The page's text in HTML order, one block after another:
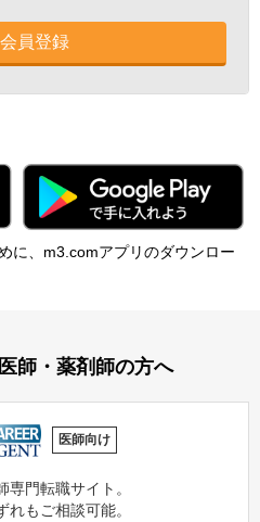
員登録
に、m3.comアプリのダウンロー
師・薬剤師の方へ
医師向け
門転職サイト。
もご相談可能。